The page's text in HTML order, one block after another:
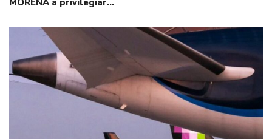
MORENA a privilegiar…